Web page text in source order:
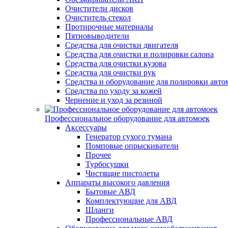
Очистители дисков
Очиститель стекол
Протирочные материалы
Пятновыводители
Средства для очистки двигателя
Средства для очистки и полировки салона
Средства для очистки кузова
Средства для очистки рук
Средства и оборудование для полировки
Средства по уходу за кожей
Чернение и уход за резиной
Профессиональное оборудование для автомоек
Аксессуары
Генератор сухого тумана
Помповые опрыскиватели
Прочее
Турбосушки
Чистящие пистолеты
Аппараты высокого давления
Бытовые АВД
Комплектующие для АВД
Шланги
Профессиональные АВД